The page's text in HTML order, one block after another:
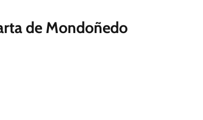
de Mondoñedo